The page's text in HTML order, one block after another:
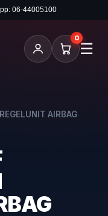
06-44005100
0
☰
AIRBAG